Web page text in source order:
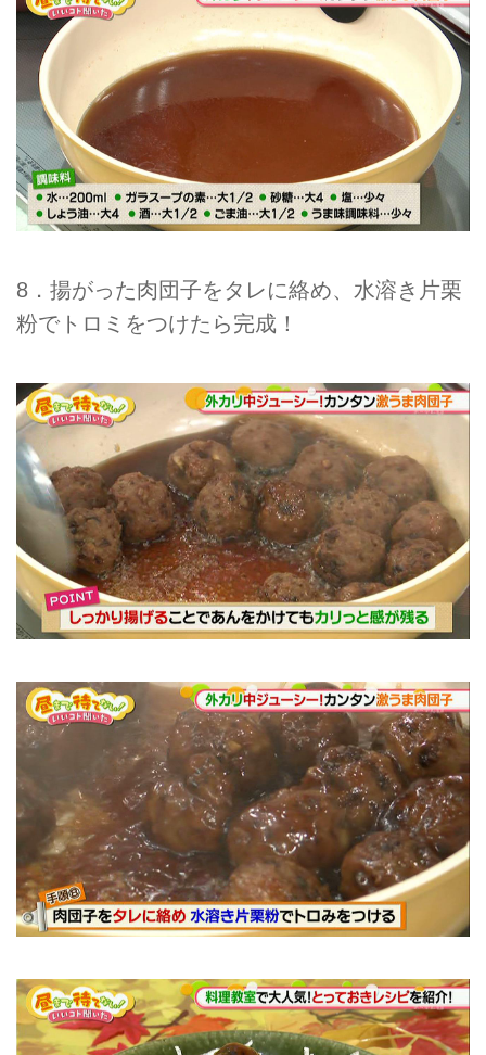
8．揚がった肉団子をタレに絡め、水溶き片栗
粉でトロミをつけたら完成！